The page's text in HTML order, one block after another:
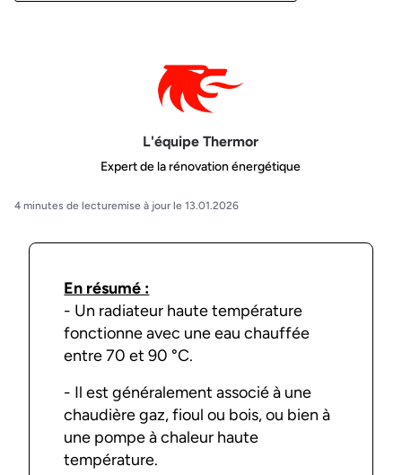
L'équipe Thermor
Expert de la rénovation énergétique
4 minutes de lecturemise à jour le 13.01.2026
En résumé :
- Un radiateur haute température
fonctionne avec une eau chauffée
entre 70 et 90 °C.
- Il est généralement associé à une
chaudière gaz, fioul ou bois, ou bien à
une pompe à chaleur haute
température.